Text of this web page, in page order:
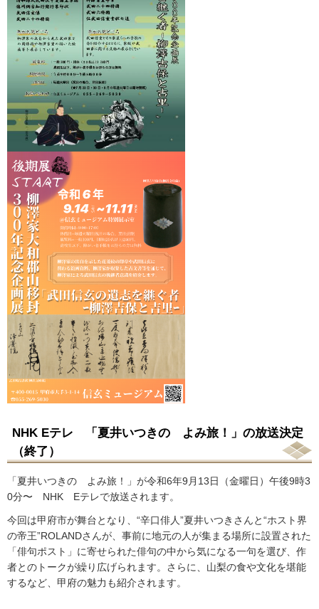
NHK Eテレ 「夏井いつきの よみ旅！」の放送決定
（終了）
「夏井いつきの よみ旅！」が令和6年9月13日（金曜日）午後9時3
0分〜 NHK Eテレで放送されます。
今回は甲府市が舞台となり、“辛口俳人”夏井いつきさんと“ホスト界
の帝王”ROLANDさんが、事前に地元の人が集まる場所に設置された
「俳句ポスト」に寄せられた俳句の中から気になる一句を選び、作
者とのトークが繰り広げられます。さらに、山梨の食や文化を堪能
するなど、甲府の魅力も紹介されます。